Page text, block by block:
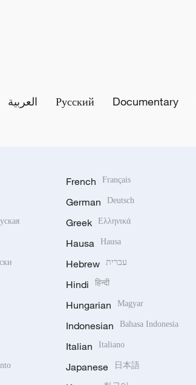
العربية Русский Documentary
French Français
German Deutsch
Greek Ελληνικά
Hausa Hausa
Hebrew עברית
Hindi हिन्दी
Hungarian Magyar
Indonesian Bahasa Indonesia
Italian Italiano
Japanese 日本語